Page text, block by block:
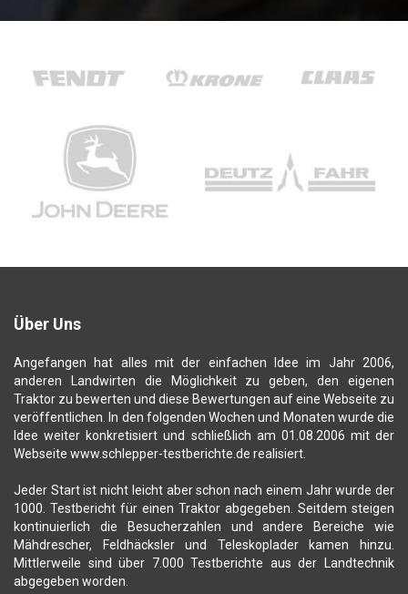
Über Uns
Angefangen hat alles mit der einfachen Idee im Jahr 2006,
anderen Landwirten die Möglichkeit zu geben, den eigenen
Traktor zu bewerten und diese Bewertungen auf eine Webseite zu
veröffentlichen. In den folgenden Wochen und Monaten wurde die
Idee weiter konkretisiert und schließlich am 01.08.2006 mit der
Webseite www.schlepper-testberichte.de realisiert.
Jeder Start ist nicht leicht aber schon nach einem Jahr wurde der
1000. Testbericht für einen Traktor abgegeben. Seitdem steigen
kontinuierlich die Besucherzahlen und andere Bereiche wie
Mähdrescher, Feldhäcksler und Teleskoplader kamen hinzu.
Mittlerweile sind über 7.000 Testberichte aus der Landtechnik
abgegeben worden.